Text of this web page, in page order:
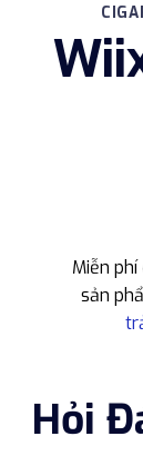
Miễn
sản
Hỏi